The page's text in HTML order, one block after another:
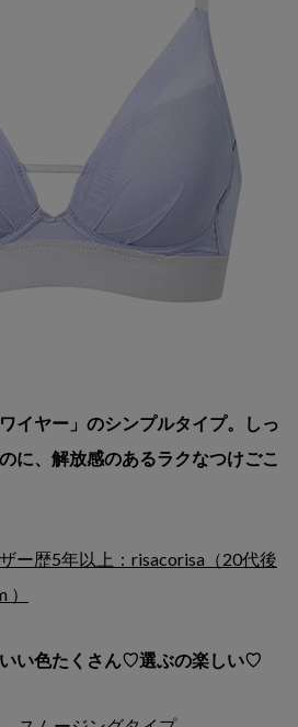
イヤー」のシンプルタイプ。しっ
に、解放感のあるラクなつけごこ
ー歴5年以上：risacorisa（20代後
い色たくさん♡選ぶの楽しい♡